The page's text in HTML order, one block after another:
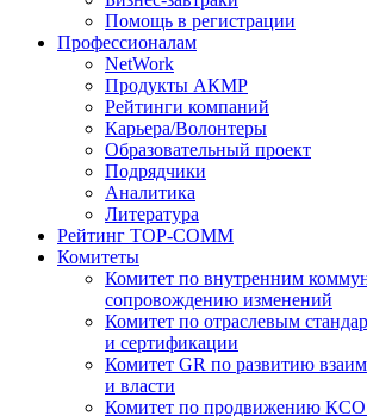
Помощь в регистрации
Профессионалам
NetWork
Продукты АКМР
Рейтинги компаний
Карьера/Волонтеры
Образовательный проект
Подрядчики
Аналитика
Литература
Рейтинг TOP-COMM
Комитеты
Комитет по внутренним
сопровождению изменений
Комитет по отраслевым
и сертификации
Комитет GR по развитию
и власти
Комитет по продвижению